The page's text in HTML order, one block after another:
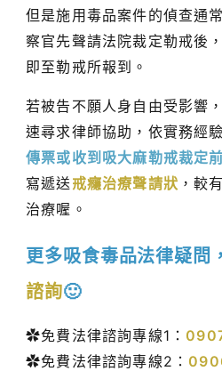
但是施用毒品案件的偵查通
察官先聲請法院裁定勒戒後
即至勒戒所報到。
若被告不願人身自由受影響
速尋求律師協助，依實務經
傳票或收到吸大麻勒戒裁定前
寫遞送 戒癮治療聲請狀 ，較
治療喔。
更多吸食毒品法律疑問
諮詢🙂
✿免費法律諮詢專線1：
✿免費法律諮詢專線2：